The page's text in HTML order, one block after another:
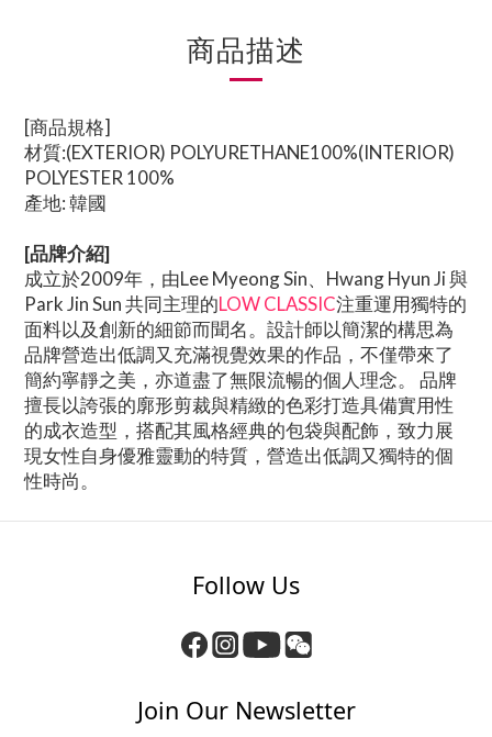
商品描述
[商品規格]
材質:(EXTERIOR) POLYURETHANE100%(INTERIOR)
POLYESTER 100%
產地: 韓國
[品牌介紹]
成立於2009年，由Lee Myeong Sin、Hwang Hyun Ji 與
Park Jin Sun 共同主理的LOW CLASSIC注重運用獨特的
面料以及創新的細節而聞名。設計師以簡潔的構思為
品牌營造出低調又充滿視覺效果的作品，不僅帶來了
簡約寧靜之美，亦道盡了無限流暢的個人理念。 品牌
擅長以誇張的廓形剪裁與精緻的色彩打造具備實用性
的成衣造型，搭配其風格經典的包袋與配飾，致力展
現女性自身優雅靈動的特質，營造出低調又獨特的個
性時尚。
Follow Us
Join Our Newsletter